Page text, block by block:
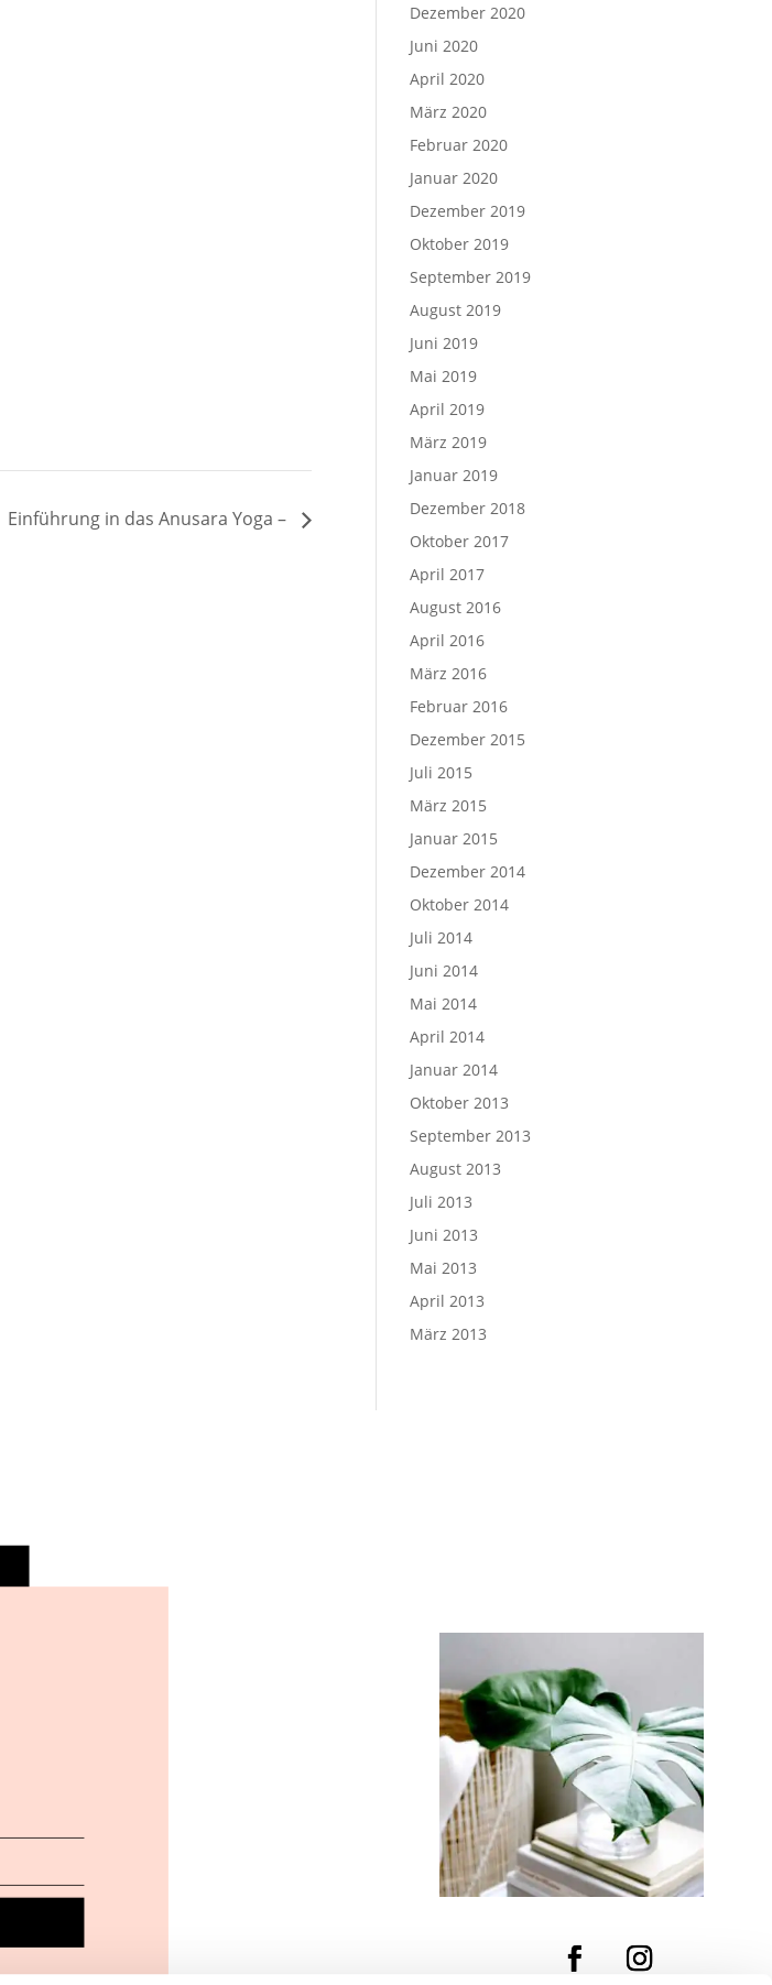
Einführung in das Anusara Yoga –
Dezember 2020
Juni 2020
April 2020
März 2020
Februar 2020
Januar 2020
Dezember 2019
Oktober 2019
September 2019
August 2019
Juni 2019
Mai 2019
April 2019
März 2019
Januar 2019
Dezember 2018
Oktober 2017
April 2017
August 2016
April 2016
März 2016
Februar 2016
Dezember 2015
Juli 2015
März 2015
Januar 2015
Dezember 2014
Oktober 2014
Juli 2014
Juni 2014
Mai 2014
April 2014
Januar 2014
Oktober 2013
September 2013
August 2013
Juli 2013
Juni 2013
Mai 2013
April 2013
März 2013